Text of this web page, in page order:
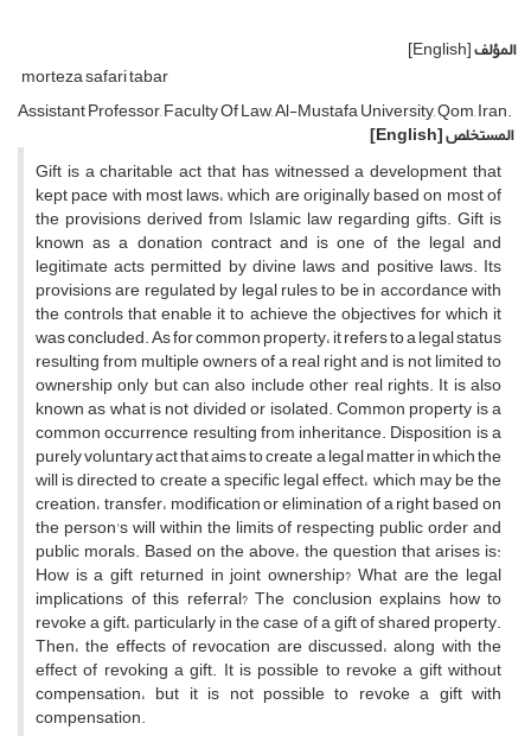
المؤلف[English]
morteza safari tabar
Assistant Professor, Faculty Of Law, Al-Mustafa University, Qom, Iran.
المستخلص[English]
Gift is a charitable act that has witnessed a development that
kept pace with most laws، which are originally based on most of
the provisions derived from Islamic law regarding gifts. Gift is
known as a donation contract and is one of the legal and
legitimate acts permitted by divine laws and positive laws. Its
provisions are regulated by legal rules to be in accordance with
the controls that enable it to achieve the objectives for which it
was concluded. As for common property، it refers to a legal status
resulting from multiple owners of a real right and is not limited to
ownership only but can also include other real rights. It is also
known as what is not divided or isolated. Common property is a
common occurrence resulting from inheritance. Disposition is a
purely voluntary act that aims to create a legal matter in which the
will is directed to create a specific legal effect، which may be the
creation، transfer، modification or elimination of a right based on
the person's will within the limits of respecting public order and
public morals. Based on the above، the question that arises is:
How is a gift returned in joint ownership? What are the legal
implications of this referral? The conclusion explains how to
revoke a gift، particularly in the case of a gift of shared property.
Then، the effects of revocation are discussed، along with the
effect of revoking a gift. It is possible to revoke a gift without
compensation، but it is not possible to revoke a gift with
compensation.